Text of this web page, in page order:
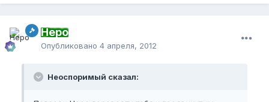
Неро
Опубликовано 4 апреля, 2012
Неоспоримый сказал: